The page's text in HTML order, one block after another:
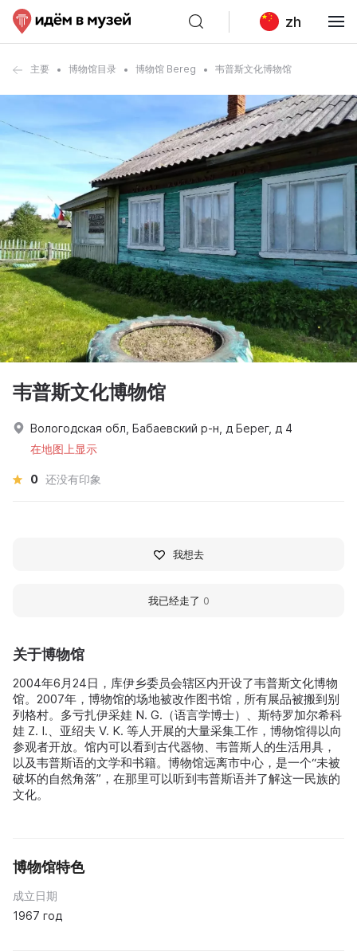
zh
主要 博物馆目录 博物馆 Bereg 韦普斯文化博物馆
关于博物馆
2004年6月24日，库伊乡委员会辖区内开设了韦普斯文化博物
馆。2007年，博物馆的场地被改作图书馆，所有展品被搬到别
列格村。多亏扎伊采娃 N. G.（语言学博士）、斯特罗加尔希科
娃 Z. I.、亚绍夫 V. K. 等人开展的大量采集工作，博物馆得以向
参观者开放。馆内可以看到古代器物、韦普斯人的生活用具，
以及韦普斯语的文学和书籍。博物馆远离市中心，是一个“未被
破坏的自然角落”，在那里可以听到韦普斯语并了解这一民族的
文化。
博物馆特色
成立日期
1967 год
韦普斯文化博物馆
Вологодская обл, Бабаевский р-н, д Берег, д 4
在地图上显示
0 还没有印象
我想去
我已经走了 0